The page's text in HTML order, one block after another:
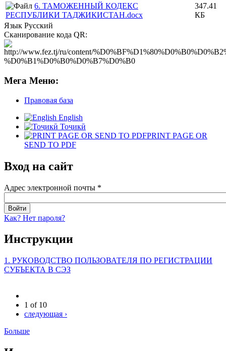
6. ТАМОЖЕННЫЙ КОДЕКС
РЕСПУБЛИКИ ТАДЖИКИСТАН.docx
347.41
КБ
Язык Русский
Сканирование кода QR:
Мега Меню:
Правовая база
English
Тоҷикӣ
PRINT PAGE OR
SEND TO PDF
Вход на сайт
Адрес электронной почты *
Как? Нет пароля?
Инструкции
1. РУКОВОДСТВО ПОЛЬЗОВАТЕЛЯ ПО РЕГИСТРАЦИИ
СУБЪЕКТА В СЭЗ
1 of 10
следующая ›
Больше